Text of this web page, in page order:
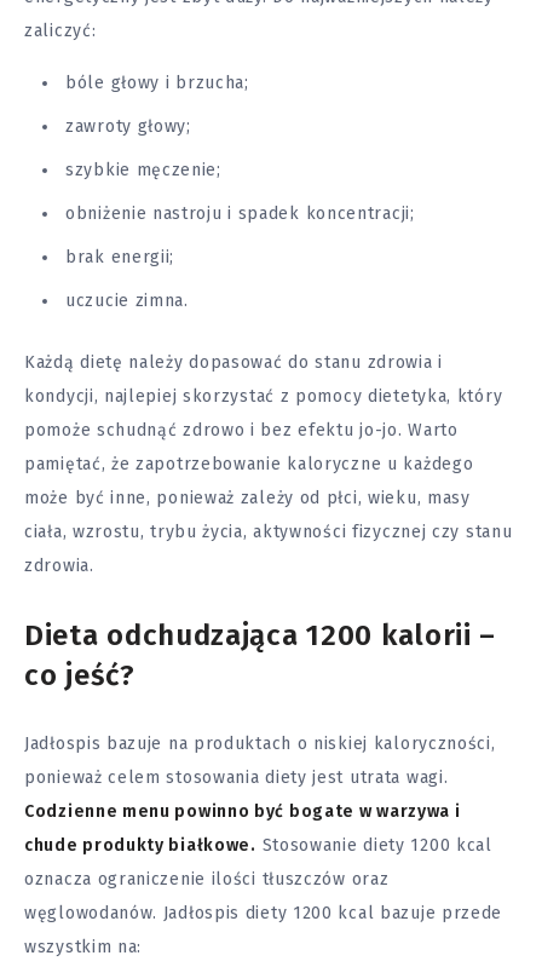
zaliczyć:
bóle głowy i brzucha;
zawroty głowy;
szybkie męczenie;
obniżenie nastroju i spadek koncentracji;
brak energii;
uczucie zimna.
Każdą dietę należy dopasować do stanu zdrowia i
kondycji, najlepiej skorzystać z pomocy dietetyka, który
pomoże schudnąć zdrowo i bezefektu jo-jo. Warto
pamiętać, że zapotrzebowanie kaloryczne u każdego
może być inne, ponieważ zależy od płci, wieku, masy
ciała, wzrostu, trybu życia, aktywności fizycznej czy stanu
zdrowia.
Dieta odchudzająca 1200 kalorii –
co jeść?
Jadłospis bazuje na produktach o niskiej kaloryczności,
ponieważ celem stosowania diety jest utrata wagi.
Codzienne menu powinno być bogate w warzywa i
chude produkty białkowe. Stosowanie diety 1200 kcal
oznacza ograniczenie ilości tłuszczów oraz
węglowodanów. Jadłospis diety 1200 kcal bazuje przede
wszystkim na: